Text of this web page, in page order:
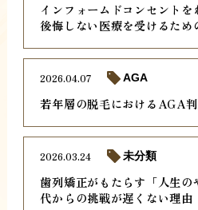
インフォームドコンセントを
後悔しない医療を受けるため
若年層の脱毛におけるAGA
2026.04.07 AGA
歯列矯正がもたらす「人生
代からの挑戦が遅くない理由
2026.03.24 未分類